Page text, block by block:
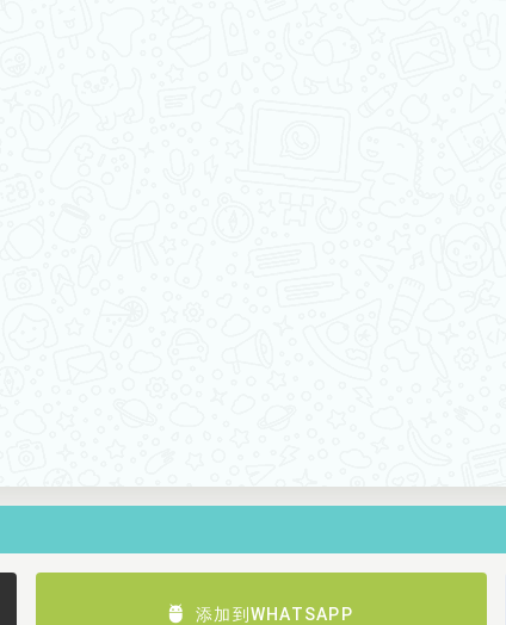
添加到WHATSAPP